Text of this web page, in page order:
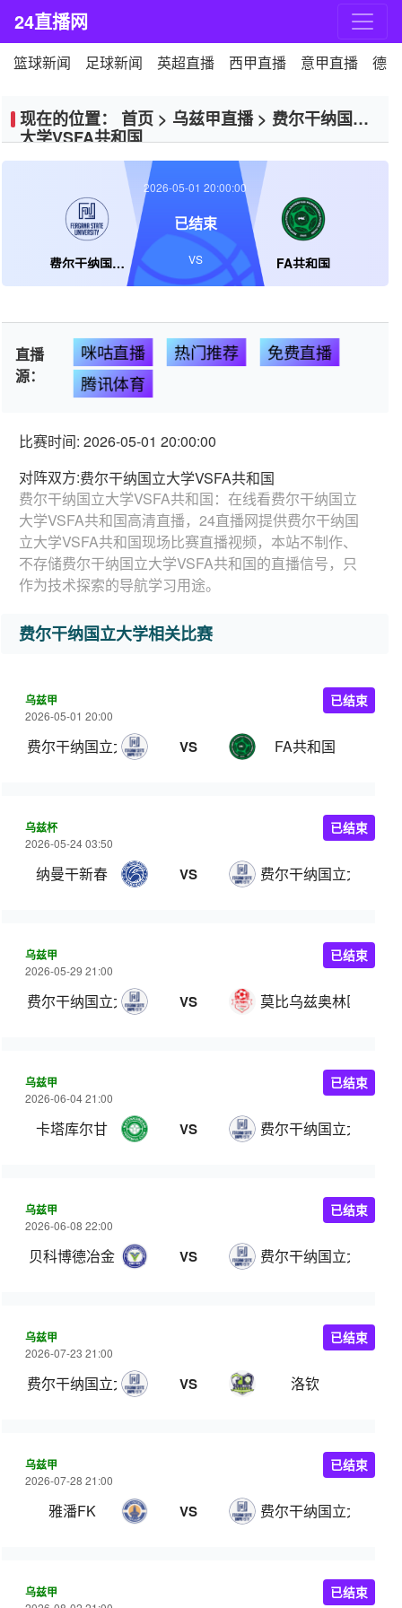
24直播网
篮球新闻 足球新闻 英超直播 西甲直播 意甲直播 德
现在的位置： 首页 > 乌兹甲直播> 费尔干纳国立
大学VSFA共和国
费尔干纳国立大学 FA共和国
2026-05-01 20:00:00
已结束
VS
直播
源：
咪咕直播 热门推荐
免费直播
腾讯体育
比赛时间: 2026-05-01 20:00:00
对阵双方:费尔干纳国立大学VSFA共和国
费尔干纳国立大学VSFA共和国：在线看费尔干纳国立
大学VSFA共和国高清直播，24直播网提供费尔干纳国
立大学VSFA共和国现场比赛直播视频，本站不制作、
不存储费尔干纳国立大学VSFA共和国的直播信号，只
作为技术探索的导航学习用途。
费尔干纳国立大学相关比赛
乌兹甲
2026-05-01 20:00
费尔干纳国立大学 VS FA共和国
已结束
乌兹杯
2026-05-24 03:50
纳曼干新春 VS 费尔干纳国立大学
已结束
乌兹甲
2026-05-29 21:00
费尔干纳国立大学 VS 莫比乌兹奥林匹克
已结束
乌兹甲
2026-06-04 21:00
卡塔库尔甘 VS 费尔干纳国立大学
已结束
乌兹甲
2026-06-08 22:00
贝科博德冶金 VS 费尔干纳国立大学
已结束
乌兹甲
2026-07-23 21:00
费尔干纳国立大学 VS 洛钦
已结束
乌兹甲
2026-07-28 21:00
雅潘FK VS 费尔干纳国立大学
已结束
乌兹甲 已结束